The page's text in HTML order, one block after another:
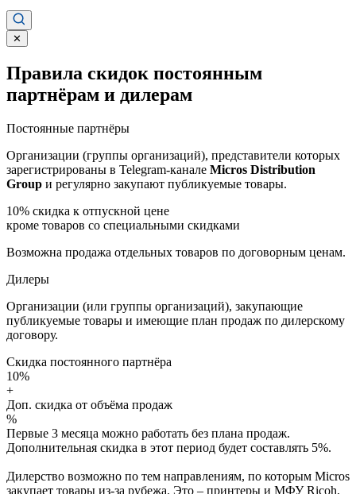
✕
Правила скидок постоянным
партнёрам и дилерам
Постоянные партнёры
Организации (группы организаций), представители которых
зарегистрированы в Telegram-канале Micros Distribution
Group и регулярно закупают публикуемые товары.
10% скидка к отпускной цене
кроме товаров со специальными скидками
Возможна продажа отдельных товаров по договорным ценам.
Дилеры
Организации (или группы организаций), закупающие
публикуемые товары и имеющие план продаж по дилерскому
договору.
Скидка постоянного партнёра
10%
+
Доп. скидка от объёма продаж
%
Первые 3 месяца можно работать без плана продаж.
Дополнительная скидка в этот период будет составлять 5%.
Дилерство возможно по тем направлениям, по которым Micros
закупает товары из-за рубежа. Это – принтеры и МФУ Ricoh,